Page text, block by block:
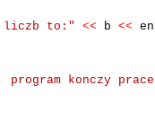
liczb to:" << b <<
program konczy